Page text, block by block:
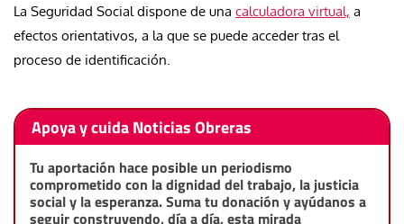
La Seguridad Social dispone de una calculadora virtual, a
efectos orientativos, a la que se puede acceder tras el
proceso de identificación.
Apoya y cuida Noticias Obreras
Tu aportación hace posible un periodismo
comprometido con la dignidad del trabajo, la justicia
social y la esperanza. Suma tu donación y ayúdanos a
seguir construyendo, día a día, esta mirada